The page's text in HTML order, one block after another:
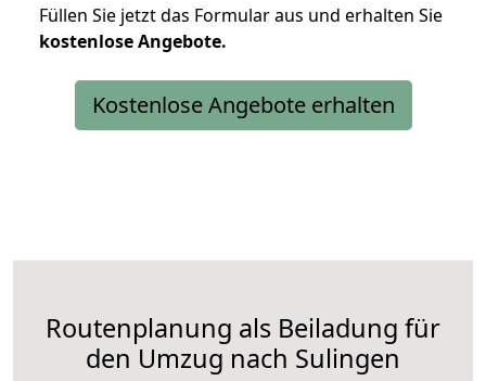
Füllen Sie jetzt das Formular aus und erhalten Sie
kostenloseAngebote.
Kostenlose Angebote erhalten
Routenplanung als Beiladung für
den Umzug nach Sulingen